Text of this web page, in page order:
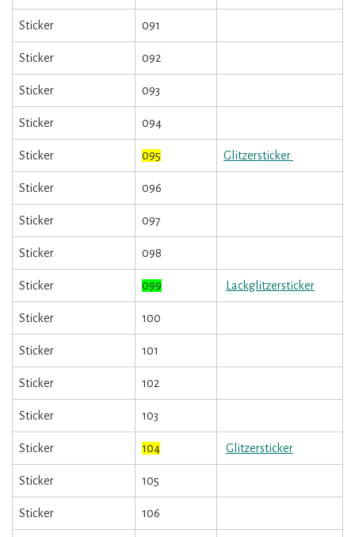
Sticker 091
Sticker 092
Sticker 093
Sticker 094
Sticker 095 Glitzersticker
Sticker 096
Sticker 097
Sticker 098
Sticker 099 Lackglitzersticker
Sticker 100
Sticker 101
Sticker 102
Sticker 103
Sticker 104 Glitzersticker
Sticker 105
Sticker 106